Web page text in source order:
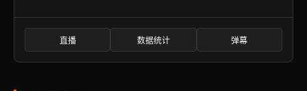
直播 数据统计 弹幕